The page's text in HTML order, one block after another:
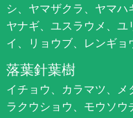
シ、ヤマザクラ、ヤマ
ヤナギ、ユスラウメ、
イ、リョウブ、レンギョ
落葉針葉樹
イチョウ、カラマツ、メ
ラクウショウ、モウソ